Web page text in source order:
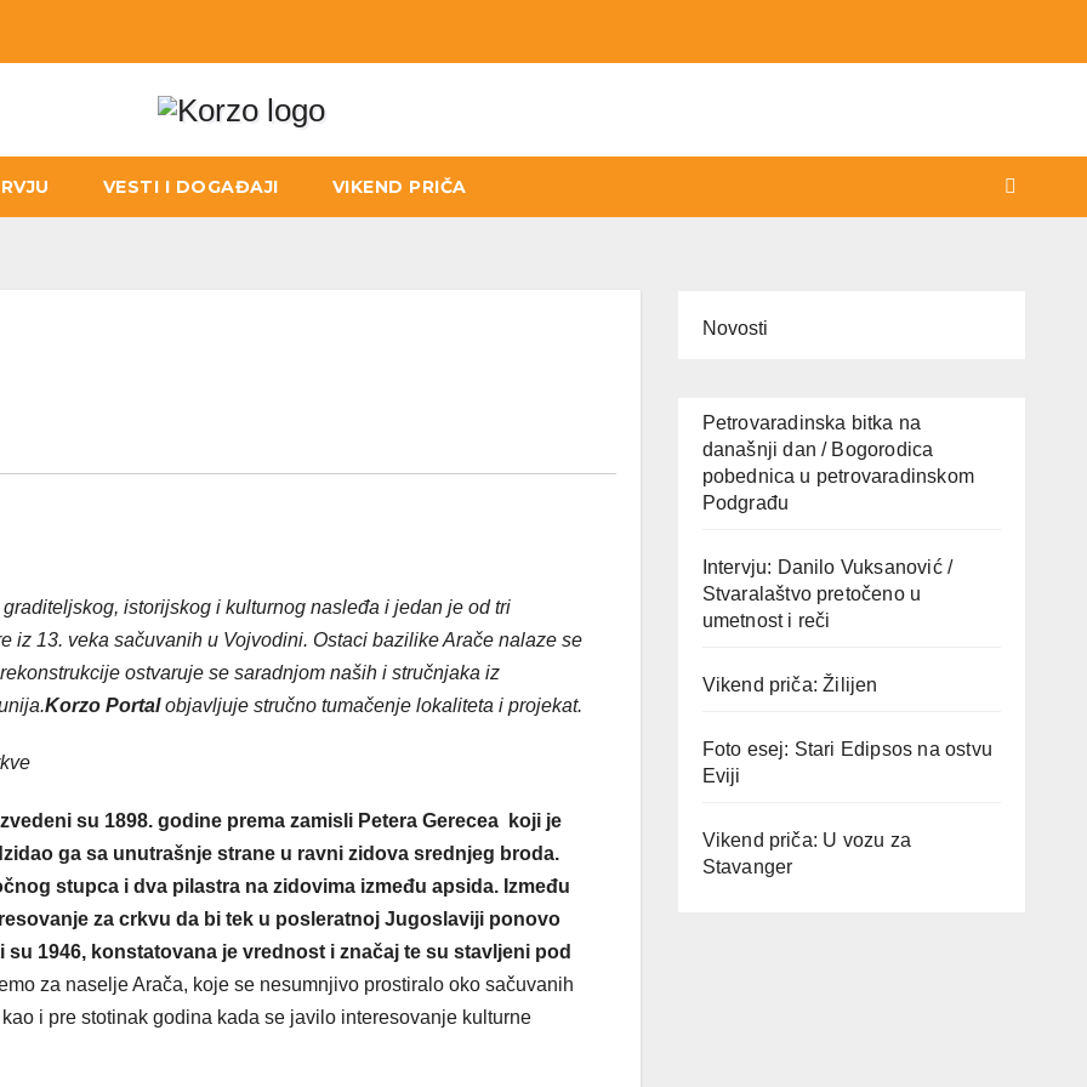
VESTI I DOGAĐAJI VIKEND PRIČA
istorijskog i kulturnog nasleđa i jedan je od tri
iz 13. veka sačuvanih u Vojvodini. Ostaci bazilike Arače nalaze se
ostvaruje se saradnjom naših i stručnjaka iz
Korzo Portalobjavljuje stručno tumačenje lokaliteta i projekat.
su 1898. godine prema zamisli Petera Gerecea koji je
ga sa unutrašnje strane u ravni zidova srednjeg broda.
stupca i dva pilastra na zidovima između apsida. Između
za crkvu da bi tek u posleratnoj Jugoslaviji ponovo
1946, konstatovana je vrednost i značaj te su stavljeni pod
za naselje Arača, koje se nesumnjivo prostiralo oko sačuvanih
i pre stotinak godina kada se javilo interesovanje kulturne
Novosti
Petrovaradinska bitka na
današnji dan / Bogorodica
pobednica u petrovaradinskom
Podgrađu
Intervju: Danilo Vuksanović /
Stvaralaštvo pretočeno u
umetnost i reči
Vikend priča: Žilijen
Foto esej: Stari Edipsos na ostvu
Eviji
Vikend priča: U vozu za
Stavanger